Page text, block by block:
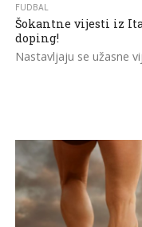
FUDBAL
Šokantne vijesti iz
doping!
Nastavljaju se užasne